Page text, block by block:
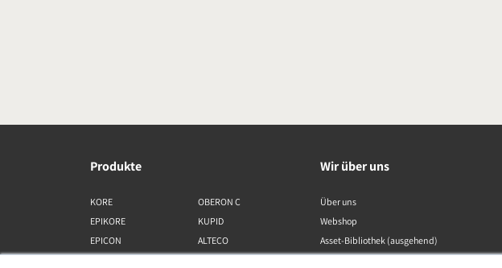
Produkte
KORE
EPIKORE
EPICON
OBERON C
KUPID
ALTECO
Wir über uns
Über uns
Webshop
Asset-Bibliothek (ausgehend)